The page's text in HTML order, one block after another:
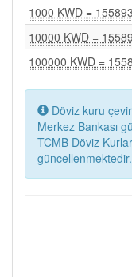
1000 KWD =
10000 KWD =
100000 KWD =
Döviz kuru
Merkez Bankası
TCMB Döviz
güncellenmektedir.